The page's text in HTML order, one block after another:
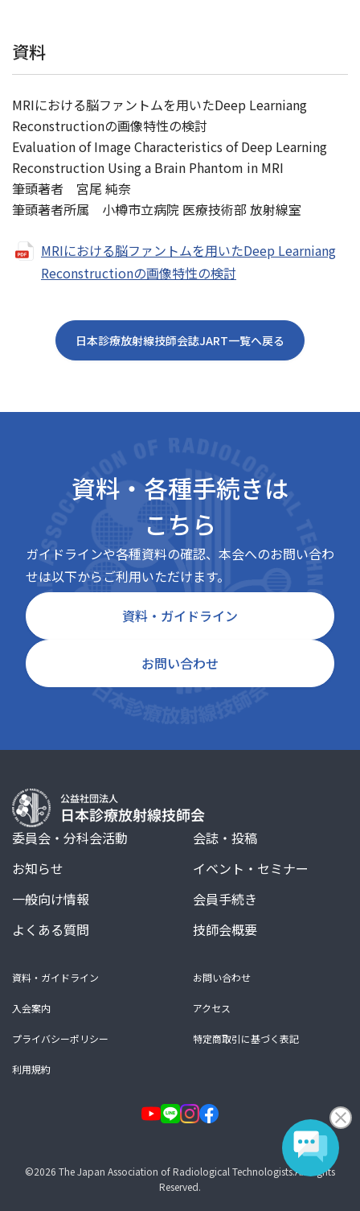
資料
MRIにおける脳ファントムを用いたDeep Learniang
Reconstructionの画像特性の検討
Evaluation of Image Characteristics of Deep Learning
Reconstruction Using a Brain Phantom in MRI
筆頭著者 宮尾 純奈
筆頭著者所属 小樽市立病院 医療技術部 放射線室
MRIにおける脳ファントムを用いたDeep Learniang
Reconstructionの画像特性の検討
日本診療放射線技師会誌JART一覧へ戻る
資料・各種手続きは
こちら
ガイドラインや各種資料の確認、本会へのお問い合わ
せは以下からご利用いただけます。
資料・ガイドライン
お問い合わせ
委員会・分科会活動
会誌・投稿
お知らせ
イベント・セミナー
一般向け情報
会員手続き
よくある質問
技師会概要
資料・ガイドライン お問い合わせ
入会案内 アクセス
プライバシーポリシー 特定商取引に基づく表記
利用規約
©2026 The Japan Association of Radiological Technologists.All Rights
Reserved.